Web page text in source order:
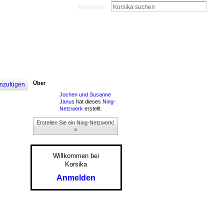
Über
Jochen und Susanne
Janus hat dieses Ning-
Netzwerk erstellt.
Erstellen Sie ein Ning-Netzwerk!
»
Willkommen bei
Korsika
Anmelden